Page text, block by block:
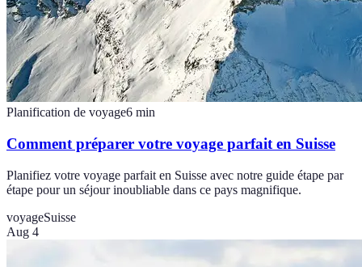
Planification de voyage6 min
Comment préparer votre voyage parfait en Suisse
Planifiez votre voyage parfait en Suisse avec notre guide étape par
étape pour un séjour inoubliable dans ce pays magnifique.
voyageSuisse
Aug 4